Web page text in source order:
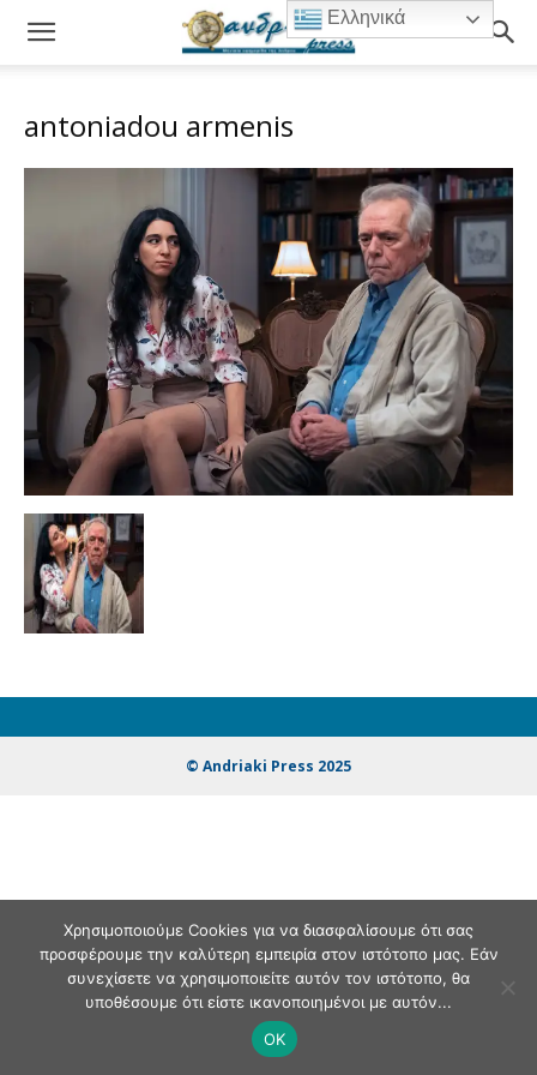
antoniadou armenis
© Andriaki Press 2025
Ελληνικά
Χρησιμοποιούμε Cookies για να διασφαλίσουμε ότι σας
προσφέρουμε την καλύτερη εμπειρία στον ιστότοπο μας. Εάν
συνεχίσετε να χρησιμοποιείτε αυτόν τον ιστότοπο, θα
υποθέσουμε ότι είστε ικανοποιημένοι με αυτόν...
OK